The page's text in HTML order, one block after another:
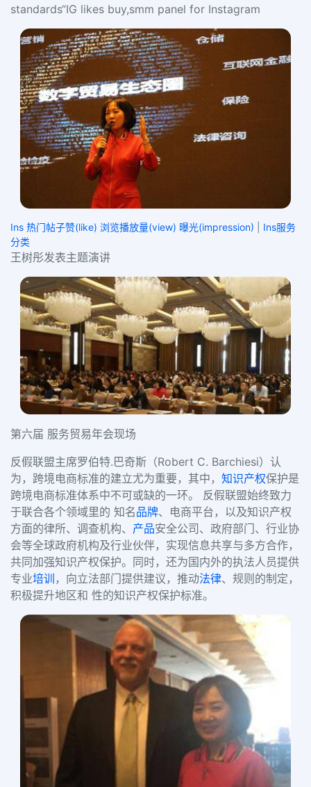
standards“IG likes buy,smm panel for Instagram
Ins 热门帖子赞(like) 浏览播放量(view) 曝光(impression)
Ins服务
分类
王树彤发表主题演讲
第六届 服务贸易年会现场
反假联盟主席罗伯特.巴奇斯（Robert C. Barchiesi）认
为，跨境电商标准的建立尤为重要，其中， 知识产权保护是
跨境电商标准体系中不可或缺的一环。 反假联盟始终致力
于联合各个领域里的 知名品牌、电商平台，以及知识产权
方面的律所、调查机构、 产品安全公司、政府部门、行业协
会等全球政府机构及行业伙伴，实现信息共享与多方合作，
共同加强知识产权保护。同时，还为国内外的执法人员提供
专业培训 ，向立法部门提供建议，推动法律、规则的制定，
积极提升地区和 性的知识产权保护标准。